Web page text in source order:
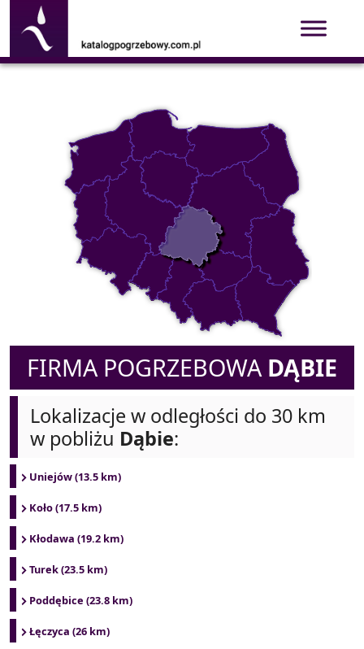
FIRMA POGRZEBOWA DĄBIE
Lokalizacje w odległości do 30 km
w pobliżu Dąbie:
Uniejów (13.5 km)
Koło (17.5 km)
Kłodawa (19.2 km)
Turek (23.5 km)
Poddębice (23.8 km)
Łęczyca (26 km)